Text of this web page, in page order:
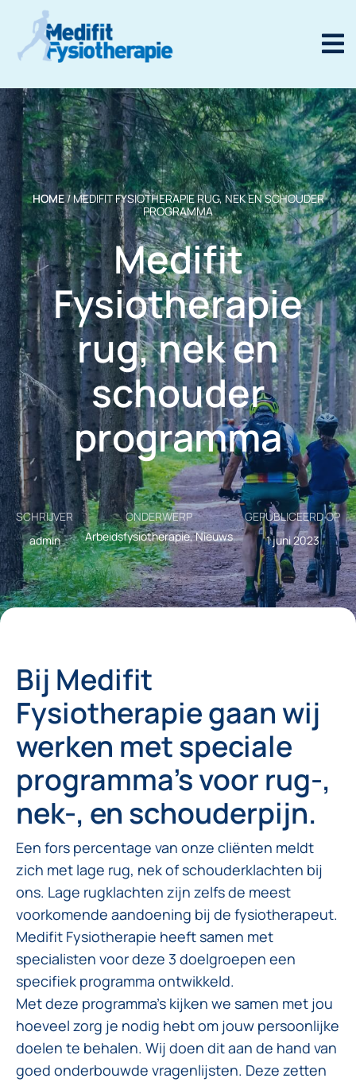
HOME/MEDIFIT FYSIOTHERAPIE RUG, NEK EN SCHOUDER
PROGRAMMA
Medifit
Fysiotherapie
rug, nek en
schouder
programma
SCHRIJVER
admin
ONDERWERP
Arbeidsfysiotherapie Nieuws
GEPUBLICEERD OP
1 juni 2023
Bij Medifit
Fysiotherapie gaan wij
werken met speciale
programma’s voor rug-,
nek-, en schouderpijn.
Een fors percentage van onze cliënten meldt
zich met lage rug, nek of schouderklachten bij
ons. Lage rugklachten zijn zelfs de meest
voorkomende aandoening bij de fysiotherapeut.
Medifit Fysiotherapie heeft samen met
specialisten voor deze 3 doelgroepen een
specifiek programma ontwikkeld.
Met deze programma’s kijken we samen met jou
hoeveel zorg je nodig hebt om jouw persoonlijke
doelen te behalen. Wij doen dit aan de hand van
goed onderbouwde vragenlijsten. Deze zetten